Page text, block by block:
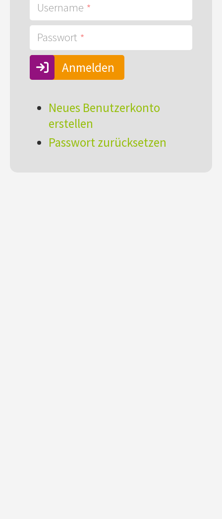
Username
Passwort
Anmelden
Neues Benutzerkonto
erstellen
Passwort zurücksetzen